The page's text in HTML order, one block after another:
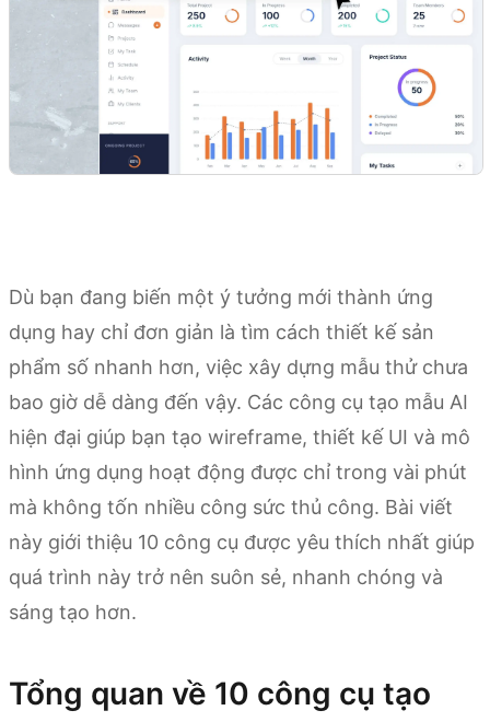
Dù bạn đang biến một ý tưởng mới thành ứng
dụng hay chỉ đơn giản là tìm cách thiết kế sản
phẩm số nhanh hơn, việc xây dựng mẫu thử chưa
bao giờ dễ dàng đến vậy. Các công cụ tạo mẫu AI
hiện đại giúp bạn tạo wireframe, thiết kế UI và mô
hình ứng dụng hoạt động được chỉ trong vài phút
mà không tốn nhiều công sức thủ công. Bài viết
này giới thiệu 10 công cụ được yêu thích nhất giúp
quá trình này trở nên suôn sẻ, nhanh chóng và
sáng tạo hơn.
Tổng quan về 10 công cụ tạo